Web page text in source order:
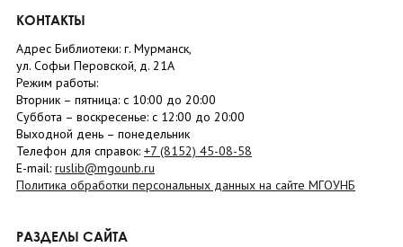
КОНТАКТЫ
Адрес Библиотеки: г. Мурманск,
ул. Софьи Перовской, д. 21А
Режим работы:
Вторник – пятница: с 10:00 до 20:00
Суббота – воскресенье: c 12:00 до 20:00
Выходной день – понедельник
Телефон для справок: +7 (8152) 45-08-58
E-mail: ruslib@mgounb.ru
Политика обработки персональных данных на сайте МГОУНБ
РАЗДЕЛЫ САЙТА